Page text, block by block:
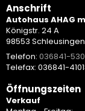
Anschrift
Autohaus AHAG
Königstr. 24 A
98553 Schleusingen
Telefon: 036841-
Telefax: 036841-
Öffnungszeiten
Verkauf